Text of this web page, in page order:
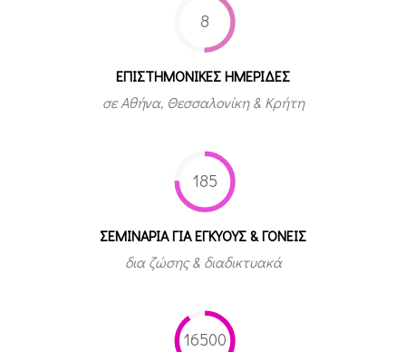
8
ΕΠΙΣΤΗΜΟΝΙΚΕΣ ΗΜΕΡΙΔΕΣ
σε Αθήνα, Θεσσαλονίκη & Κρήτη
185
ΣΕΜΙΝΑΡΙΑ ΓΙΑ ΕΓΚΥΟΥΣ & ΓΟΝΕΙΣ
δια ζώσης & διαδικτυακά
16500